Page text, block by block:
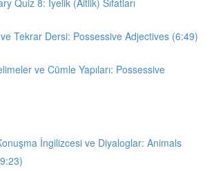
Tekrar Dersi: Possessive Adjectives (6:49)
ve Cümle Yapıları: Possessive
İngilizcesi ve Diyaloglar: Animals